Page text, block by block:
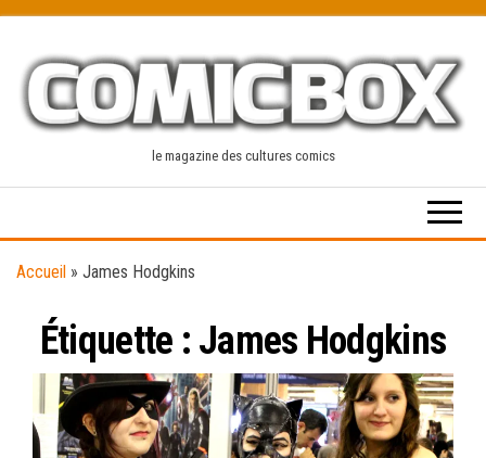
content
le magazine des cultures comics
Accueil » James Hodgkins
Étiquette : James Hodgkins